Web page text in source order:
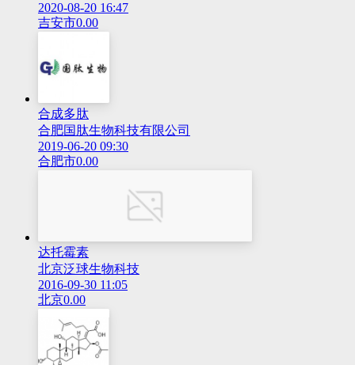
2020-08-20 16:47
吉安市0.00
合成多肽
合肥国肽生物科技有限公司
2019-06-20 09:30
合肥市0.00
达托霉素
北京泛球生物科技
2016-09-30 11:05
北京0.00